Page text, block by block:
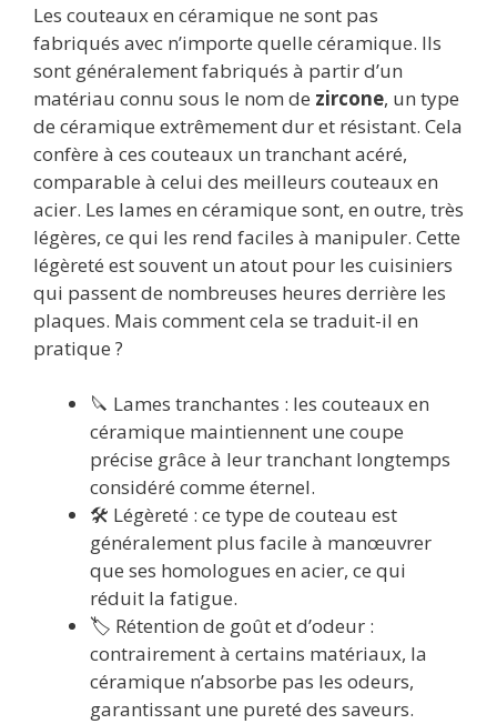
Les couteaux en céramique ne sont pas
fabriqués avec n’importe quelle céramique. Ils
sont généralement fabriqués à partir d’un
matériau connu sous le nom de zircone, un type
de céramique extrêmement dur et résistant. Cela
confère à ces couteaux un tranchant acéré,
comparable à celui des meilleurs couteaux en
acier. Les lames en céramique sont, en outre, très
légères, ce qui les rend faciles à manipuler. Cette
légèreté est souvent un atout pour les cuisiniers
qui passent de nombreuses heures derrière les
plaques. Mais comment cela se traduit-il en
pratique ?
🔪 Lames tranchantes : les couteaux en
céramique maintiennent une coupe
précise grâce à leur tranchant longtemps
considéré comme éternel.
🛠️ Légèreté : ce type de couteau est
généralement plus facile à manœuvrer
que ses homologues en acier, ce qui
réduit la fatigue.
🏷️ Rétention de goût et d’odeur :
contrairement à certains matériaux, la
céramique n’absorbe pas les odeurs,
garantissant une pureté des saveurs.